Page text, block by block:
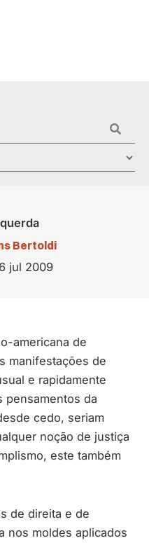
Bertoldi
jul 2009
americana de
manifestações de
e rapidamente
pensamentos da
cedo, seriam
noção de justiça
este também
de direita e de
nos moldes aplicados